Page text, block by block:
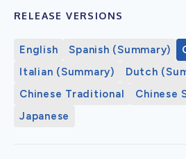
RELEASE VERSIONS
English Spanish (Summary)
Italian (Summary)
Dutch
Chinese Traditional
Chinese
Japanese